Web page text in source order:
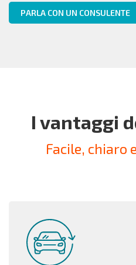
PARLA CON UN CONSULENTE
I vantaggi
Facile, chiaro